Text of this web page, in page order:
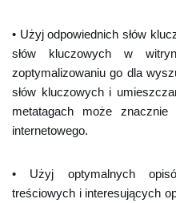
• Użyj odpowiednich słów
słów kluczowych w
zoptymalizowaniu go dla
słów kluczowych i
metatagach może
internetowego.
• Użyj optymalnych
treściowych i interesujących